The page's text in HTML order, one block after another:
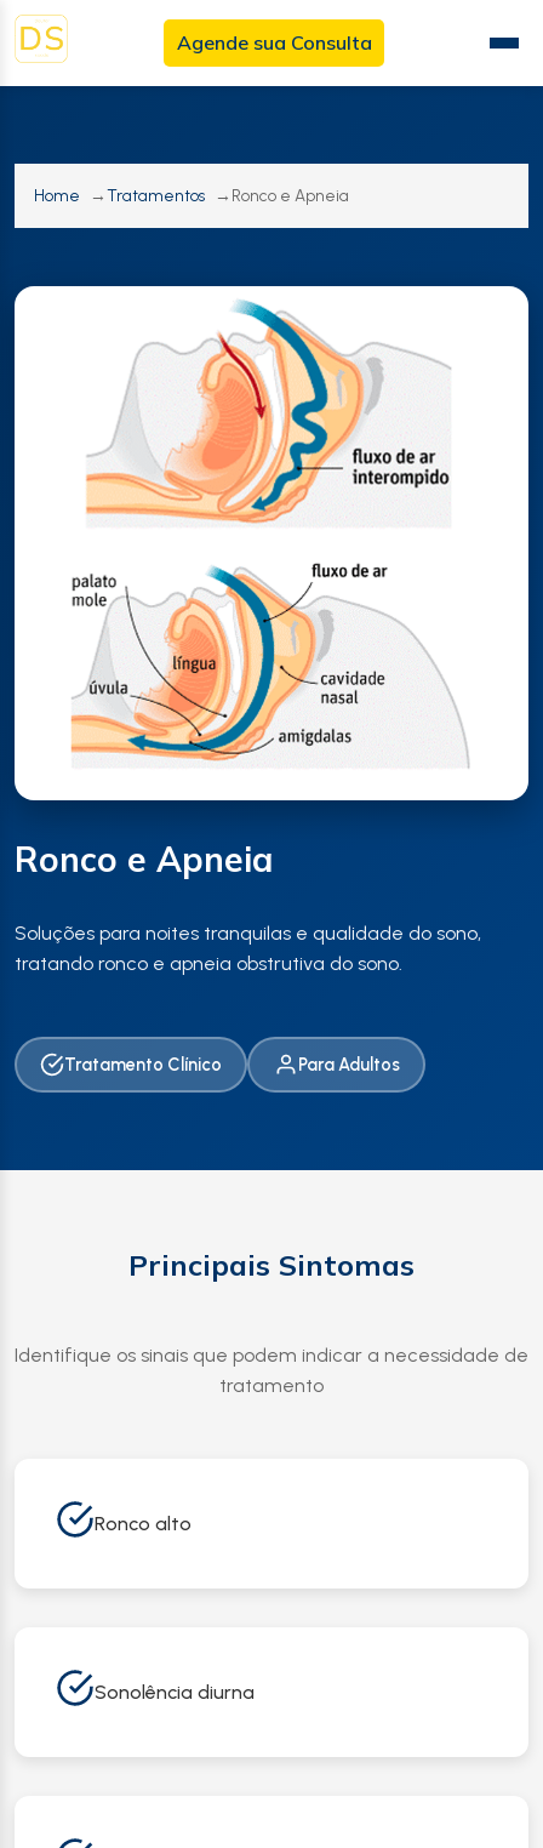
Menu
Agende sua Consulta
Home Tratamentos Ronco e Apneia
Ronco e Apneia
Soluções para noites tranquilas e qualidade do sono,
tratando ronco e apneia obstrutiva do sono.
Tratamento Clínico Para Adultos
Principais Sintomas
Identifique os sinais que podem indicar a necessidade de
tratamento
Ronco alto
Sonolência diurna